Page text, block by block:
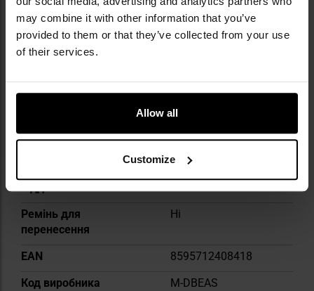
may combine it with other information that you’ve
provided to them or that they’ve collected from your use
of their services.
Allow all
Customize
Докладніше
Колір / камуфляж
Відтінки зеленого
Основний колір
вироби
відділення
Ремінь для
перенесення
Ні
EAN
8595712408418
Код виробника
M-DBEAS